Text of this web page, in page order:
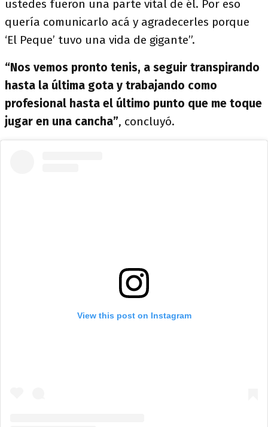
ustedes fueron una parte vital de él. Por eso
quería comunicarlo acá y agradecerles porque
‘El Peque’ tuvo una vida de gigante”.
“Nos vemos pronto tenis, a seguir transpirando
hasta la última gota y trabajando como
profesional hasta el último punto que me toque
jugar en una cancha”, concluyó.
View this post on Instagram